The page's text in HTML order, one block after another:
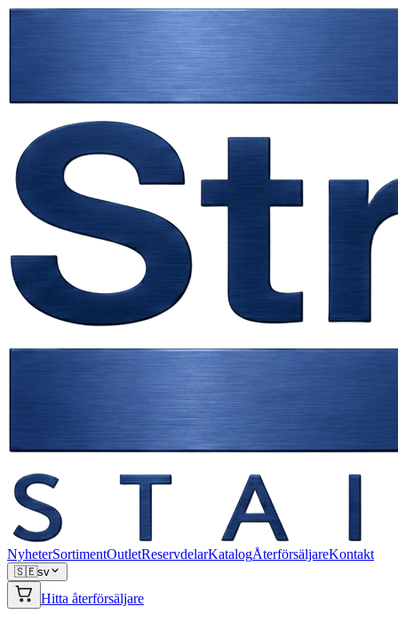
NyheterSortimentOutletReservdelarKatalogÅterförsäljareKontakt
🇸🇪sv
Hitta återförsäljare